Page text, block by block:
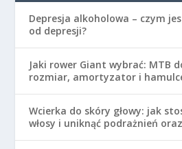
Depresja alkoholowa – czym
od depresji?
Jaki rower Giant wybrać: MTB
rozmiar, amortyzator i
Wcierka do skóry głowy: jak
włosy i uniknąć podrażnień